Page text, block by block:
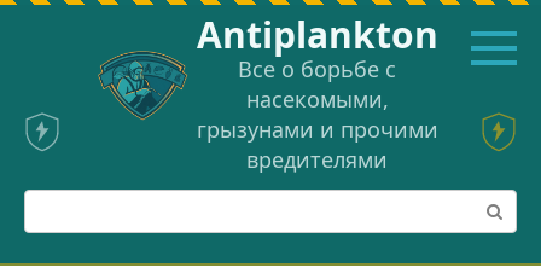
Перейти
Аntiplankton
Все о борьбе с
насекомыми,
грызунами и прочими
вредителями
Поиск: